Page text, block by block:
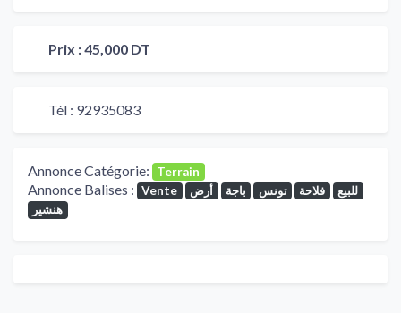
Prix :45,000 DT
Tél : 92935083
Annonce Catégorie: Terrain
Annonce Balises : Vente أرض باجة تونس فلاحة
للبيع
هنشير